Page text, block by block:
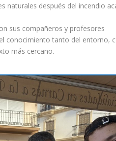
naturales después del incendio
sus compañeros y profesores
conocimiento tanto del entorno,
más cercano.